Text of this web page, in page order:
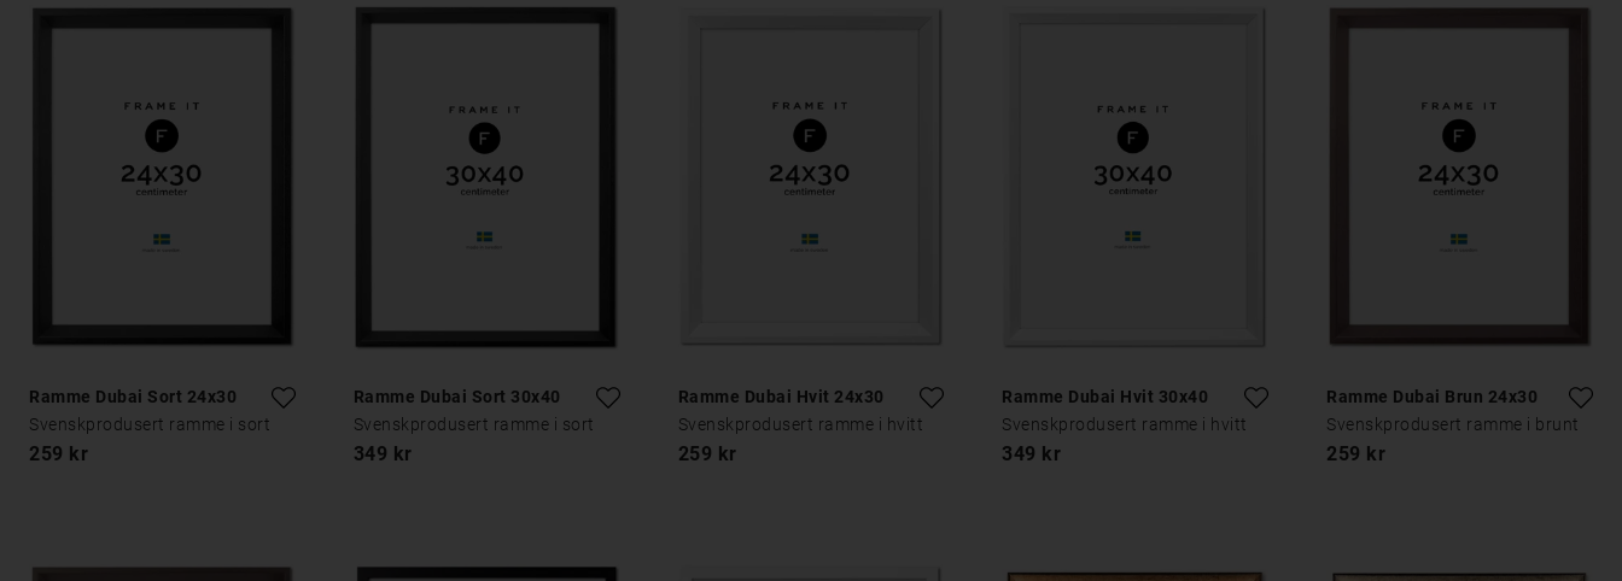
Ramme Dubai Sort 24x30
Svenskprodusert ramme i sort
259 kr
Ramme Dubai Sort 30x40
Svenskprodusert ramme i sort
349 kr
Ramme Dubai Hvit 24x30
Svenskprodusert ramme i hvitt
259 kr
Ramme Dubai Hvit 30x40
Svenskprodusert ramme i hvitt
349 kr
Ramme Dubai Brun 24x30
Svenskprodusert ramme i brunt
259 kr